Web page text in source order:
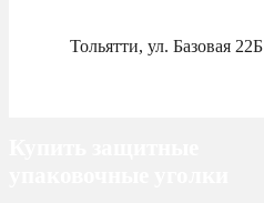
Тольятти, ул. Базовая 22Б